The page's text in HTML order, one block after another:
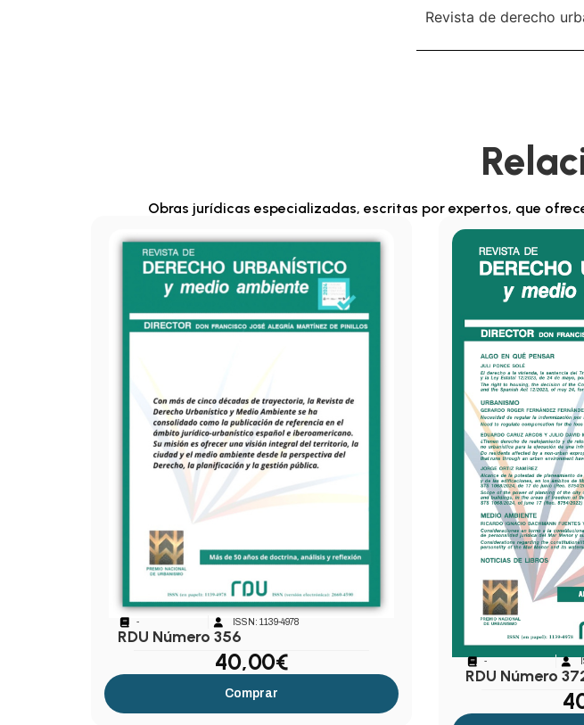
Revista de derecho
Obras jurídicas especializadas, escritas por expertos, que
- ISSN: 1139-4978
RDU Número 356
40,00€
Comprar
-
RDU Número